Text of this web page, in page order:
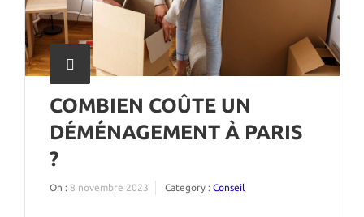
COMBIEN COÛTE UN
DÉMÉNAGEMENT À PARIS
?
On : 8 novembre 2023 Category : Conseil